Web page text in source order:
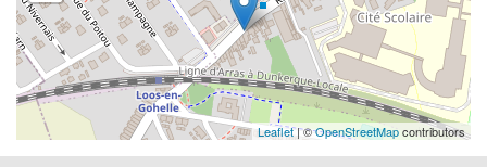
Leaflet| ©OpenStreetMapcontributors